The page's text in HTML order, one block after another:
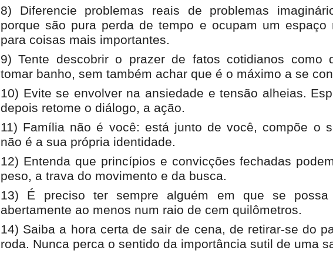
8) Diferencie problemas reais de problemas
porque são pura perda de tempo e ocupam um espaço
para coisas mais importantes.
9) Tente descobrir o prazer de fatos cotidianos como
tomar banho, sem também achar que é o máximo a se
10) Evite se envolver na ansiedade e tensão alheias.
depois retome o diálogo, a ação.
11) Família não é você: está junto de você, compõe o
não é a sua própria identidade.
12) Entenda que princípios e convicções fechadas
peso, a trava do movimento e da busca.
13) É preciso ter sempre alguém em que se
abertamente ao menos num raio de cem quilômetros.
14) Saiba a hora certa de sair de cena, de retirar-se do
roda. Nunca perca o sentido da importância sutil de uma